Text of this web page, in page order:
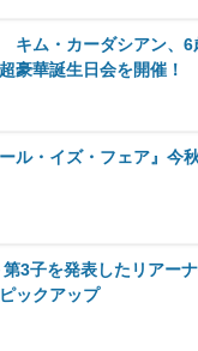
キム・カーダシアン、
豪華誕生日会を開催！
ル・イズ・フェア』
3子を発表したリアー
ックアップ